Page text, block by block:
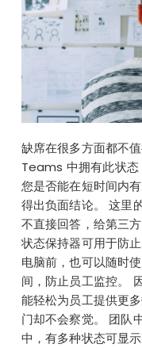
缺席在很多方面都不
Teams 中拥有此状态
您是否能在短时间内
得出负面结论。 这里
不直接回答，给第三
状态保持器可用于防
电脑前，也可以随时
间，防止员工监控。
能轻松为员工提供更
门却不会察觉。 团
中，有多种状态可显